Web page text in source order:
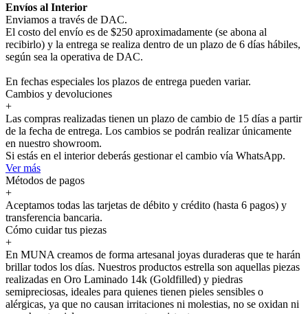
Envíos al Interior
Enviamos a través de DAC.
El costo del envío es de $250 aproximadamente (se abona al
recibirlo) y la entrega se realiza dentro de un plazo de 6 días hábiles,
según sea la operativa de DAC.
En fechas especiales los plazos de entrega pueden variar.
Cambios y devoluciones
+
Las compras realizadas tienen un plazo de cambio de 15 días a partir
de la fecha de entrega. Los cambios se podrán realizar únicamente
en nuestro showroom.
Si estás en el interior deberás gestionar el cambio vía WhatsApp.
Ver más
Métodos de pagos
+
Aceptamos todas las tarjetas de débito y crédito (hasta 6 pagos) y
transferencia bancaria.
Cómo cuidar tus piezas
+
En MUNA creamos de forma artesanal joyas duraderas que te harán
brillar todos los días. Nuestros productos estrella son aquellas piezas
realizadas en Oro Laminado 14k (Goldfilled) y piedras
semipreciosas, ideales para quienes tienen pieles sensibles o
alérgicas, ya que no causan irritaciones ni molestias, no se oxidan ni